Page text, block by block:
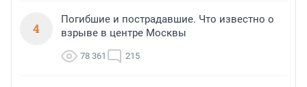
4
Погибшие и пострадавшие. Что известно о
взрыве в центре Москвы
78 361 215